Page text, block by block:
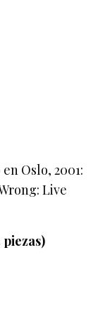
Oslo, 2001:
Live